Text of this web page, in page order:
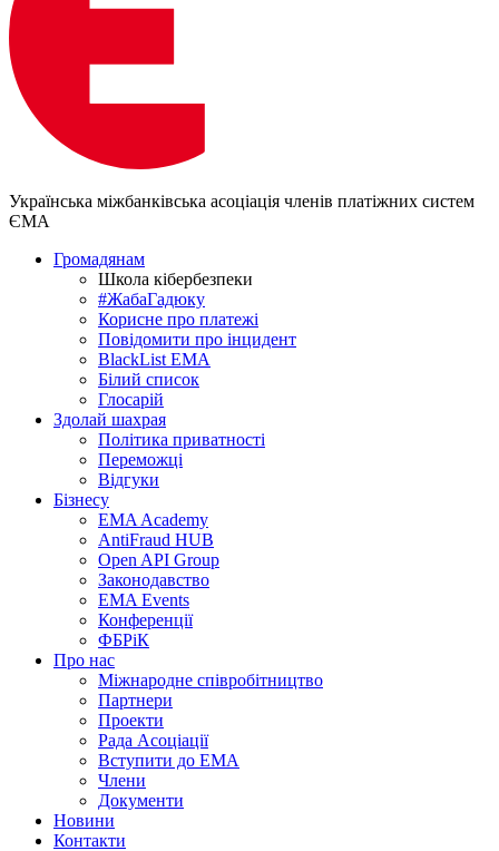
Українська міжбанківська асоціація членів платіжних систем
ЄМА
Громадянам
Школа кібербезпеки
#ЖабаГадюку
Корисне про платежі
Повідомити про інцидент
BlackList EMA
Білий список
Глосарій
Здолай шахрая
Політика приватності
Переможцi
Відгуки
Бізнесу
EMA Academy
AntiFraud HUB
Open API Group
Законодавство
EMA Events
Конференції
ФБРіК
Про нас
Міжнародне співробітництво
Партнери
Проекти
Рада Асоціації
Вступити до ЕМА
Члени
Документи
Новини
Контакти